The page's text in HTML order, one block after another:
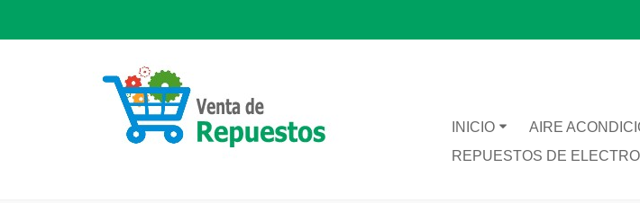
INICIO AIRE
REPUESTOS DE